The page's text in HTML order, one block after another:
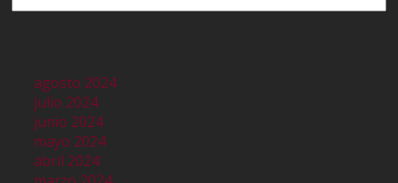
agosto 2024
julio 2024
junio 2024
mayo 2024
abril 2024